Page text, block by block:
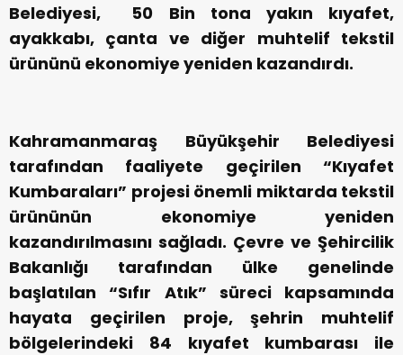
Belediyesi, 50 Bin tona yakın kıyafet,
ayakkabı, çanta ve diğer muhtelif tekstil
ürününü ekonomiye yeniden kazandırdı.
Kahramanmaraş Büyükşehir Belediyesi
tarafından faaliyete geçirilen “Kıyafet
Kumbaraları” projesi önemli miktarda tekstil
ürününün ekonomiye yeniden
kazandırılmasını sağladı. Çevre ve Şehircilik
Bakanlığı tarafından ülke genelinde
başlatılan “Sıfır Atık” süreci kapsamında
hayata geçirilen proje, şehrin muhtelif
bölgelerindeki 84 kıyafet kumbarası ile